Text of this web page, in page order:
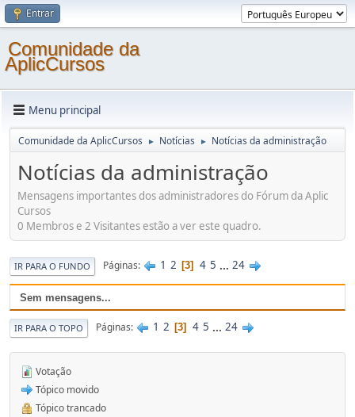
Entrar
Comunidade da
AplicCursos
Menu principal
Comunidade da AplicCursos ► Notícias ► Notícias da administração
Notícias da administração
Mensagens importantes dos administradores do Fórum da Aplic
Cursos
0 Membros e 2 Visitantes estão a ver este quadro.
IR PARA O FUNDO Páginas 1 2 3 4 5 ... 24
Sem mensagens...
IR PARA O TOPO Páginas 1 2 3 4 5 ... 24
Votação
Tópico movido
Tópico trancado